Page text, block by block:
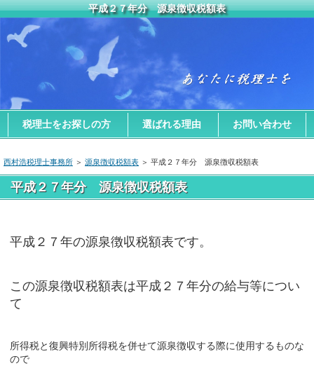
平成２７年分 源泉徴収税額表
税理士をお探しの方 選ばれる理由 お問い合わせ
西村浩税理士事務所 ＞ 源泉徴収税額表 ＞ 平成２７年分 源泉徴収税額表
平成２７年分 源泉徴収税額表
平成２７年の源泉徴収税額表です。
この源泉徴収税額表は平成２７年分の給与等につい
て
所得税と復興特別所得税を併せて源泉徴収する際に使用するものな
ので